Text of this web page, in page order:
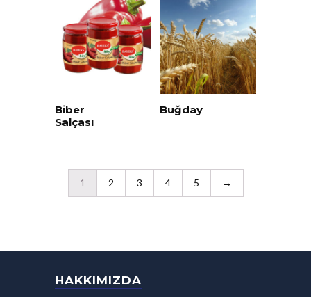
Biber
Salçası
Buğday
1 2 3 4 5 →
HAKKIMIZDA